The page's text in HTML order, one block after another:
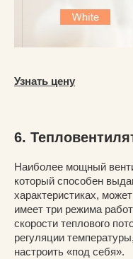
Узнать цену
6.
Наиболее мощный
который способен
характеристиках,
имеет три режима
скорости теплового
регуляции
настроить «под себя».